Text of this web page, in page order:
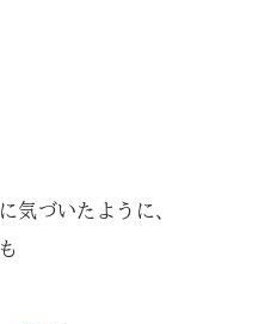
気づいたように、